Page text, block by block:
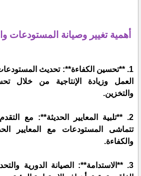
أهمية تغيير وصيانة المستودعات
1. **تحسين الكفاءة**: تحديث
العمل وزيادة الإنتاجية من خلال
والتخزين.
2. **تلبية المعايير الحديثة**: مع
تتماشى المستودعات مع المعايير
والكفاءة.
3. **الاستدامة**: الصيانة الدورية